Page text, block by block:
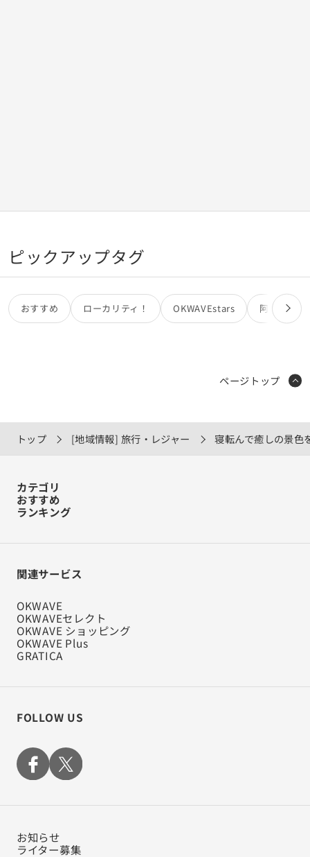
ピックアップタグ
おすすめ ローカリティ！ OKWAVEstars 阿部亮
トップ [地域情報] 旅行・レジャー 寝転んで癒しの景色
ページトップ
カテゴリ
おすすめ
ランキング
関連サービス
OKWAVE
OKWAVEセレクト
OKWAVE ショッピング
OKWAVE Plus
GRATICA
FOLLOW US
お知らせ
ライター募集